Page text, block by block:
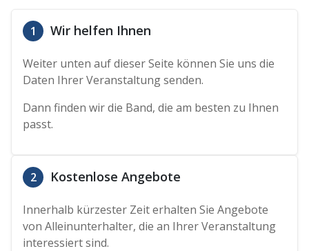
1 Wir helfen Ihnen
Weiter unten auf dieser Seite können Sie uns die
Daten Ihrer Veranstaltung senden.
Dann finden wir die Band, die am besten zu Ihnen
passt.
2 Kostenlose Angebote
Innerhalb kürzester Zeit erhalten Sie Angebote
von Alleinunterhalter, die an Ihrer Veranstaltung
interessiert sind.